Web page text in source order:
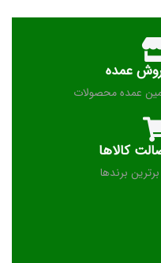
عمده
عمده محصولات
کالاها
برترین برندها